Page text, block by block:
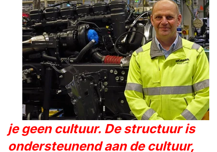
je geen cultuur. De structuur is
ondersteunend aan de cultuur,